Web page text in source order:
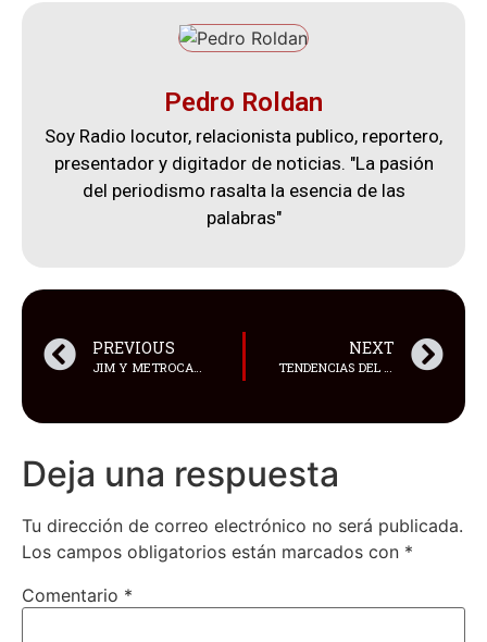
Pedro Roldan
Soy Radio locutor, relacionista publico, reportero,
presentador y digitador de noticias. "La pasión
del periodismo rasalta la esencia de las
palabras"
PREVIOUS
JIM Y METROCAR OFICIALIZAN SU ALIANZA EN ECUADOR Y PRESENTAN SU PRIMER MODELO: JIM RE-MAX
NEXT
TENDENCIAS DEL CONSUMO NAVIDEÑO 2025 EN ECUADOR: LA RECUPERACIÓN DEL GASTO IMPULSA UN REPUNTE DE LAS IMPORTACIONES
Deja una respuesta
Tu dirección de correo electrónico no será publicada.
Los campos obligatorios están marcados con *
Comentario *